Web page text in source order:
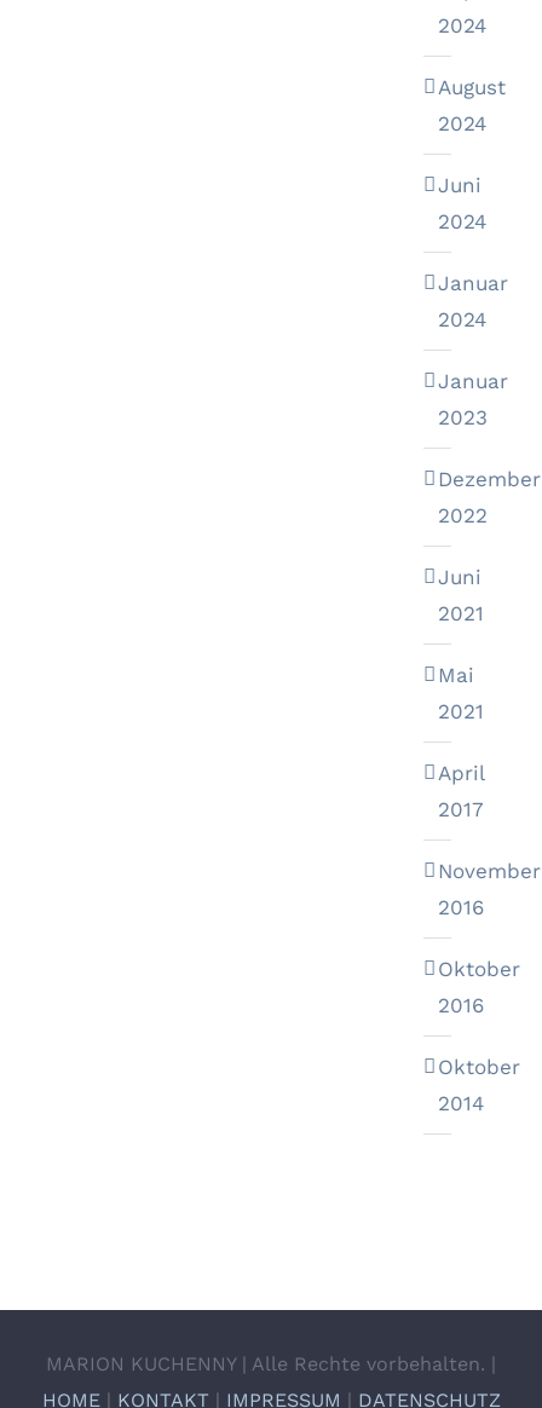
2024
August
2024
Juni
2024
Januar
2024
Januar
2023
Dezember
2022
Juni
2021
Mai
2021
April
2017
November
2016
Oktober
2016
Oktober
2014
MARION KUCHENNY | Alle Rechte vorbehalten. |
HOME| KONTAKT IMPRESSUM DATENSCHUTZ